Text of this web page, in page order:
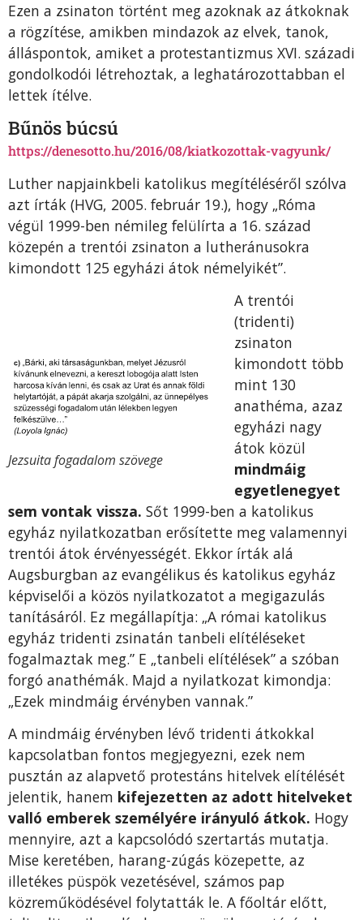
Ezen a zsinaton történt meg azoknak az átkoknak
a rögzítése, amikben mindazok az elvek, tanok,
álláspontok, amiket a protestantizmus XVI. századi
gondolkodói létrehoztak, a leghatározottabban el
lettek ítélve.
https://denesotto.hu/2016/08/kiatkozottak-vagyunk/
Luther napjainkbeli katolikus megítéléséről szólva
azt írták (HVG, 2005. február 19.), hogy „Róma
végül 1999-ben némileg felülírta a 16. század
közepén a trentói zsinaton a lutheránu­sokra
kimondott 125 egyházi átok némelyikét”.
Jezsuita fogadalom szövege
A trentói
(tridenti)
zsinaton
kimondott több
mint 130
anathéma, azaz
egyházi nagy
átok kö­zül
mindmáig
egyetlenegyet
sem vontak vissza. Sőt 1999-ben a katolikus
egyház nyilatkozatban erősítette meg valamennyi
trentói átok érvé­nyességét. Ekkor írták alá
Augsburgban az evangélikus és katolikus egyház
képviselői a közös nyilatkozatot a megigazulás
tanításáról. Ez meg­állapítja: „A római katolikus
egyház tridenti zsi­natán tanbeli elítéléseket
fogalmaztak meg.” E „tanbeli elítélések” a szóban
forgó anathémák. Majd a nyilatkozat kimondja:
„Ezek mindmáig érvényben vannak.”
A mindmáig érvényben lé­vő tridenti átkokkal
kapcsolatban fontos megje­gyezni, ezek nem
pusztán az alapvető protes­táns hitelvek elítélését
jelentik, hanem kifejezet­ten az adott hitelveket
valló emberek személyé­re irányuló átkok. Hogy
mennyire, azt a kapcso­lódó szertartás mutatja.
Mise keretében, harang-zúgás közepette, az
illetékes püspök vezetésével, számos pap
közreműködésével folytatták le. A főoltár előtt,